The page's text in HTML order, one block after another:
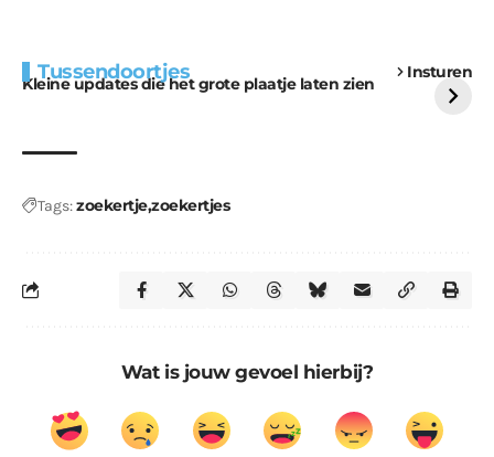
Tussendoortjes Insturen
Kleine updates die het grote plaatje laten zien
voor kabouters
uitdaging
Tags:zoekertjezoekertjes
Wat is jouw gevoel hierbij?